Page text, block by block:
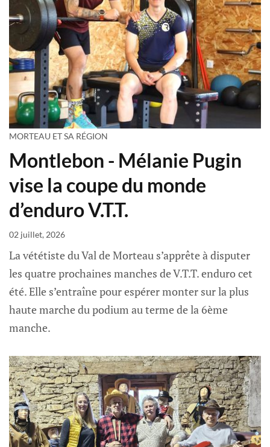
MORTEAU ET SA RÉGION
Montlebon - Mélanie Pugin
vise la coupe du monde
d’enduro V.T.T.
02 juillet, 2026
La vététiste du Val de Morteau s’apprête à disputer
les quatre prochaines manches de V.T.T. enduro cet
été. Elle s’entraîne pour espérer monter sur la plus
haute marche du podium au terme de la 6ème
manche.